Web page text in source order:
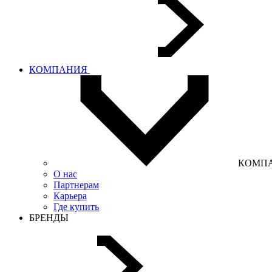
КОМПАНИЯ
О нас
Партнерам
Карьера
Где купить
БРЕНДЫ